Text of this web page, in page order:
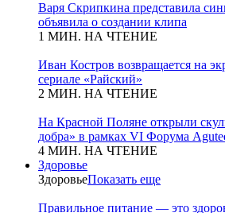
Варя Скрипкина представила
объявила о создании клипа
1 МИН. НА ЧТЕНИЕ
Иван Костров возвращается на
сериале «Райский»
2 МИН. НА ЧТЕНИЕ
На Красной Поляне открыли
добра» в рамках VI Форума
4 МИН. НА ЧТЕНИЕ
Здоровье
ЗдоровьеПоказать еще
Правильное питание — это